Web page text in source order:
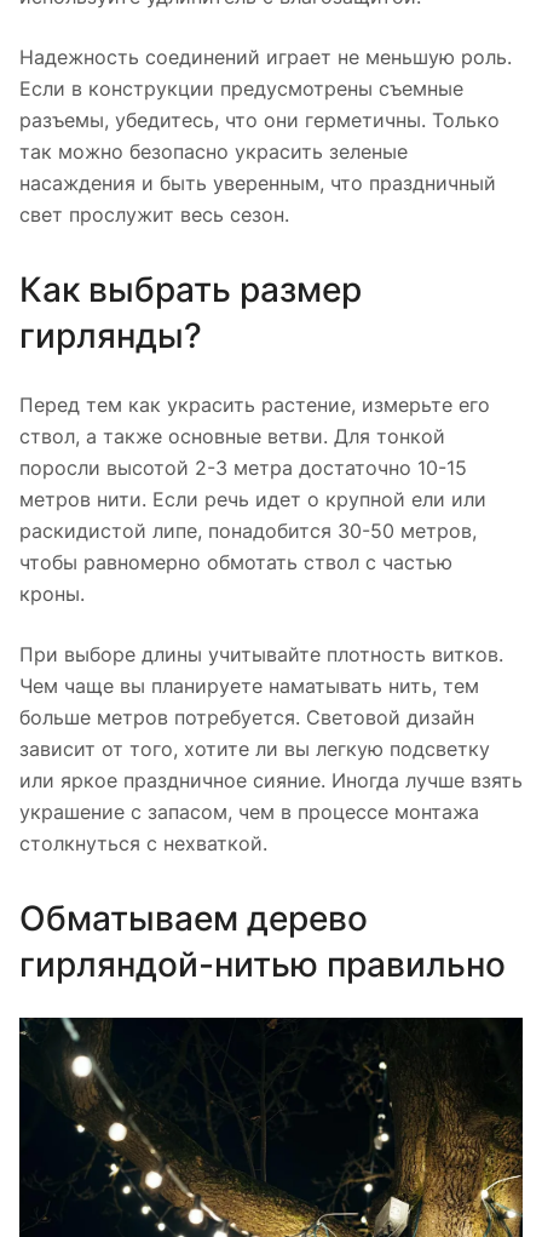
Надежность соединений играет не меньшую роль.
Если в конструкции предусмотрены съемные
разъемы, убедитесь, что они герметичны. Только
так можно безопасно украсить зеленые
насаждения и быть уверенным, что праздничный
свет прослужит весь сезон.
Как выбрать размер
гирлянды?
Перед тем как украсить растение, измерьте его
ствол, а также основные ветви. Для тонкой
поросли высотой 2-3 метра достаточно 10-15
метров нити. Если речь идет о крупной ели или
раскидистой липе, понадобится 30-50 метров,
чтобы равномерно обмотать ствол с частью
кроны.
При выборе длины учитывайте плотность витков.
Чем чаще вы планируете наматывать нить, тем
больше метров потребуется. Световой дизайн
зависит от того, хотите ли вы легкую подсветку
или яркое праздничное сияние. Иногда лучше взять
украшение с запасом, чем в процессе монтажа
столкнуться с нехваткой.
Обматываем дерево
гирляндой-нитью правильно